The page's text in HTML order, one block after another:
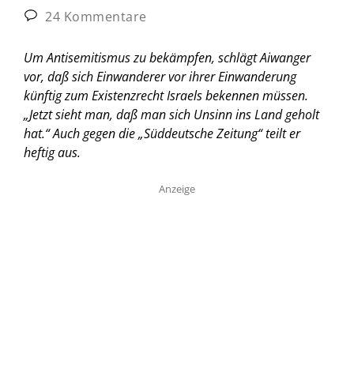
24 Kommentare
Um Antisemitismus zu bekämpfen, schlägt Aiwanger
vor, daß sich Einwanderer vor ihrer Einwanderung
künftig zum Existenzrecht Israels bekennen müssen.
„Jetzt sieht man, daß man sich Unsinn ins Land geholt
hat.“ Auch gegen die „Süddeutsche Zeitung“ teilt er
heftig aus.
Anzeige